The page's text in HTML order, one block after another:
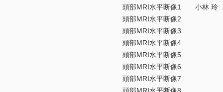
頭部MRI水平断像1 小林 玲
頭部MRI水平断像2
頭部MRI水平断像3
頭部MRI水平断像4
頭部MRI水平断像5
頭部MRI水平断像6
頭部MRI水平断像7